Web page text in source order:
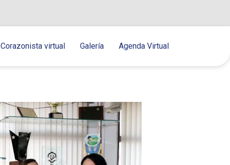
Corazonista virtual Galería Agenda Virtual